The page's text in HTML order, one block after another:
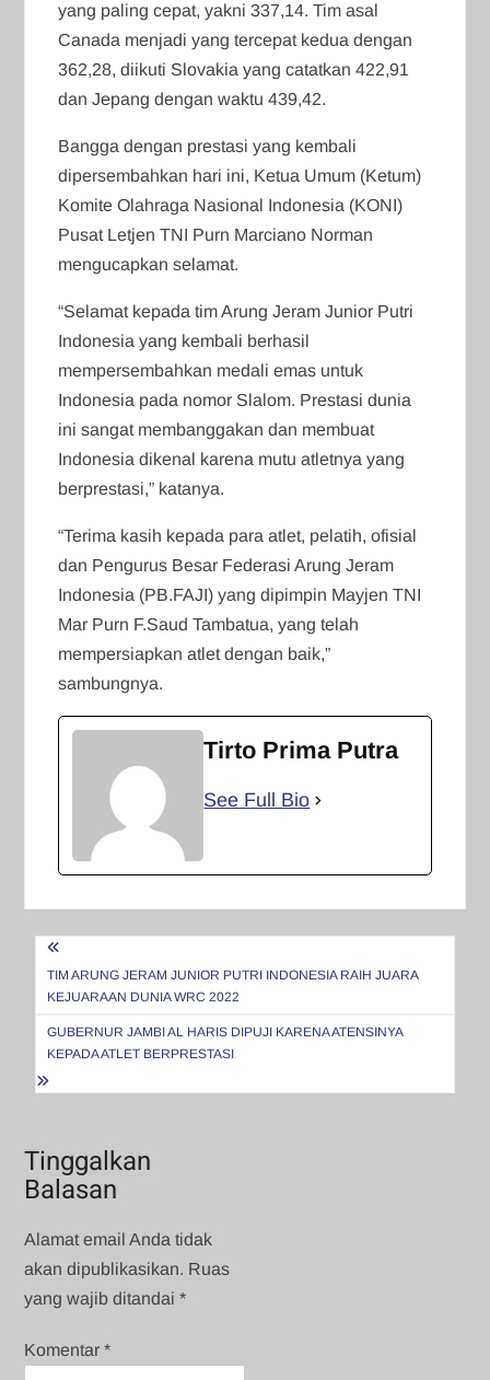
yang paling cepat, yakni 337,14. Tim asal
Canada menjadi yang tercepat kedua dengan
362,28, diikuti Slovakia yang catatkan 422,91
dan Jepang dengan waktu 439,42.
Bangga dengan prestasi yang kembali
dipersembahkan hari ini, Ketua Umum (Ketum)
Komite Olahraga Nasional Indonesia (KONI)
Pusat Letjen TNI Purn Marciano Norman
mengucapkan selamat.
“Selamat kepada tim Arung Jeram Junior Putri
Indonesia yang kembali berhasil
mempersembahkan medali emas untuk
Indonesia pada nomor Slalom. Prestasi dunia
ini sangat membanggakan dan membuat
Indonesia dikenal karena mutu atletnya yang
berprestasi,” katanya.
“Terima kasih kepada para atlet, pelatih, ofisial
dan Pengurus Besar Federasi Arung Jeram
Indonesia (PB.FAJI) yang dipimpin Mayjen TNI
Mar Purn F.Saud Tambatua, yang telah
mempersiapkan atlet dengan baik,”
sambungnya.
Tirto Prima Putra
See Full Bio
Navigasi
pos
TIM ARUNG JERAM JUNIOR PUTRI INDONESIA RAIH JUARA
KEJUARAAN DUNIA WRC 2022
GUBERNUR JAMBI AL HARIS DIPUJI KARENA ATENSINYA
KEPADA ATLET BERPRESTASI
Tinggalkan
Balasan
Alamat email Anda tidak
akan dipublikasikan. Ruas
yang wajib ditandai*
Komentar*